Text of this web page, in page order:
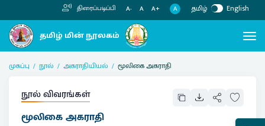
திரைப்படிப்பி A- A A+ A தமிழ் English
முகப்பு நூல் அகராதியியல் மூலிகை அகராதி
நூல் விவரங்கள்
மூலிகை அகராதி